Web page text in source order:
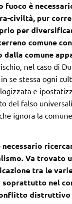
fuoco è
civiltà, pur
per
comune
comune
nel caso di
se stessa ogni
e
del falso
ignora la
necessario
Va trovato
tra le
soprattutto nel